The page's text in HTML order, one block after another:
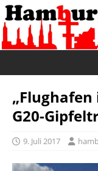
„Flughafen
G20-
9. Juli 2017